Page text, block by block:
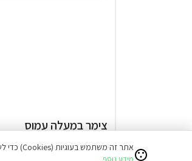
צימר במעלה עמוס
המתחם כולו שלכם
אתר זה משתמש בעוגיות (Cookies) כדי לשפר את חוויית הגלישה שלכם ולהציע תוכן מותאם אישי.
מידע נוסף